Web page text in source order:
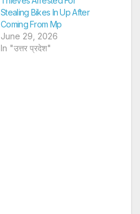
Stealing Bikes In Up After
Coming From Mp
June 29, 2026
In "उत्तर प्रदेश"